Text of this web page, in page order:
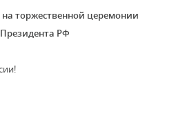
торжественной церемонии
РФ